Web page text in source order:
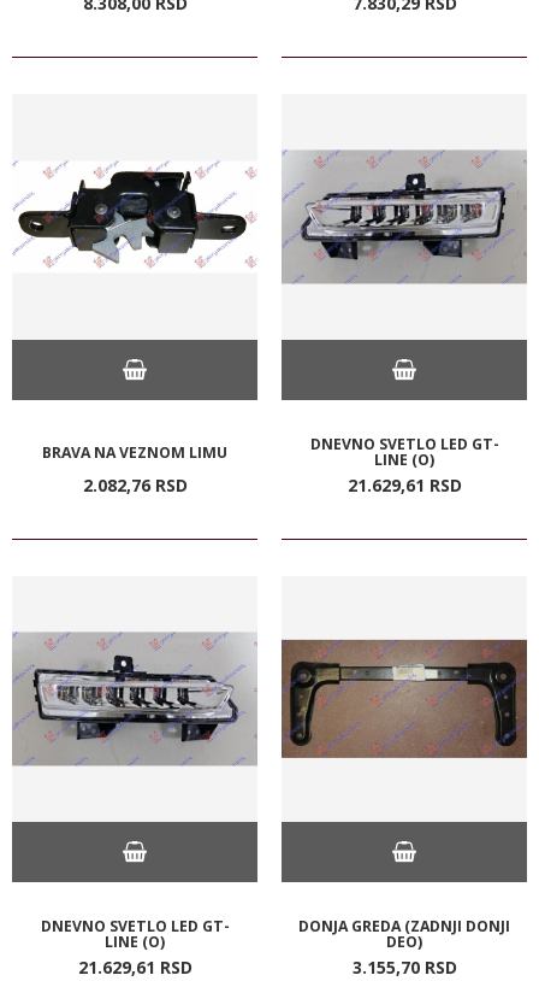
BRAVA NA VEZNOM LIMU
2.082,76 RSD
DNEVNO SVETLO LED GT-
LINE (O)
21.629,61 RSD
DNEVNO SVETLO LED GT-
LINE (O)
21.629,61 RSD
DONJA GREDA (ZADNJI DONJI
DEO)
3.155,70 RSD